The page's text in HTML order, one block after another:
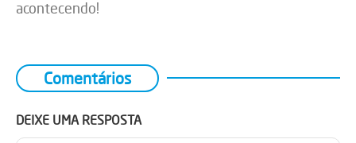
acontecendo!
Comentários
DEIXE UMA RESPOSTA